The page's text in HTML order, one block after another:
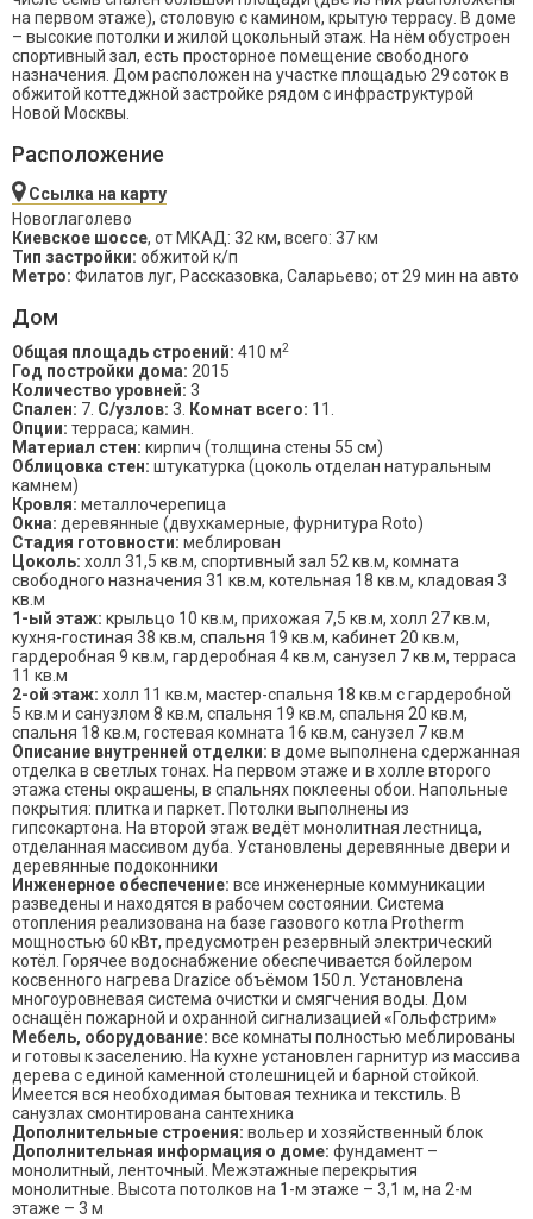
на первом этаже), столовую с камином, крытую террасу. В доме
– высокие потолки и жилой цокольный этаж. На нём обустроен
спортивный зал, есть просторное помещение свободного
назначения. Дом расположен на участке площадью 29 соток в
обжитой коттеджной застройке рядом с инфраструктурой
Новой Москвы.
Расположение
Ссылка на карту
Новоглаголево
Киевское шоссе, от МКАД: 32 км, всего: 37 км
Тип застройки: обжитой к/п
Метро: Филатов луг, Рассказовка, Саларьево; от 29 мин на авто
Дом
Общая площадь строений: 410 м2
Год постройки дома: 2015
Количество уровней: 3
Спален: 7. С/узлов: 3. Комнат всего: 11.
Опции: терраса; камин.
Материал стен: кирпич (толщина стены 55 см)
Облицовка стен: штукатурка (цоколь отделан натуральным
камнем)
Кровля: металлочерепица
Окна: деревянные (двухкамерные, фурнитура Roto)
Стадия готовности: меблирован
Цоколь: холл 31,5 кв.м, спортивный зал 52 кв.м, комната
свободного назначения 31 кв.м, котельная 18 кв.м, кладовая 3
кв.м
1-ый этаж: крыльцо 10 кв.м, прихожая 7,5 кв.м, холл 27 кв.м,
кухня-гостиная 38 кв.м, спальня 19 кв.м, кабинет 20 кв.м,
гардеробная 9 кв.м, гардеробная 4 кв.м, санузел 7 кв.м, терраса
11 кв.м
2-ой этаж: холл 11 кв.м, мастер-спальня 18 кв.м с гардеробной
5 кв.м и санузлом 8 кв.м, спальня 19 кв.м, спальня 20 кв.м,
спальня 18 кв.м, гостевая комната 16 кв.м, санузел 7 кв.м
Описание внутренней отделки: в доме выполнена сдержанная
отделка в светлых тонах. На первом этаже и в холле второго
этажа стены окрашены, в спальнях поклеены обои. Напольные
покрытия: плитка и паркет. Потолки выполнены из
гипсокартона. На второй этаж ведёт монолитная лестница,
отделанная массивом дуба. Установлены деревянные двери и
деревянные подоконники
Инженерное обеспечение: все инженерные коммуникации
разведены и находятся в рабочем состоянии. Система
отопления реализована на базе газового котла Protherm
мощностью 60 кВт, предусмотрен резервный электрический
котёл. Горячее водоснабжение обеспечивается бойлером
косвенного нагрева Drazice объёмом 150 л. Установлена
многоуровневая система очистки и смягчения воды. Дом
оснащён пожарной и охранной сигнализацией «Гольфстрим»
Мебель, оборудование: все комнаты полностью меблированы
и готовы к заселению. На кухне установлен гарнитур из массива
дерева с единой каменной столешницей и барной стойкой.
Имеется вся необходимая бытовая техника и текстиль. В
санузлах смонтирована сантехника
Дополнительные строения: вольер и хозяйственный блок
Дополнительная информация о доме: фундамент –
монолитный, ленточный. Межэтажные перекрытия
монолитные. Высота потолков на 1-м этаже – 3,1 м, на 2-м
этаже – 3 м